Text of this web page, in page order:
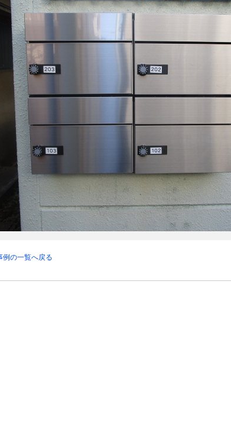
例の一覧へ戻る